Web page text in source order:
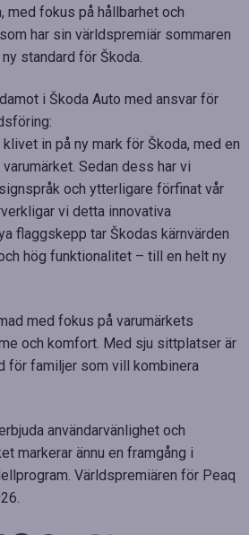
fokus på hållbarhet och
har sin världspremiär sommaren
standard för Škoda.
i Škoda Auto med ansvar för
in på ny mark för Škoda, med en
Sedan dess har vi
och ytterligare förfinat vår
vi detta innovativa
flaggskepp tar Škodas kärnvärden
hög funktionalitet – till en helt ny
med fokus på varumärkets
och komfort. Med sju sittplatser är
för familjer som vill kombinera
användarvänlighet och
markerar ännu en framgång i
Världspremiären för Peaq